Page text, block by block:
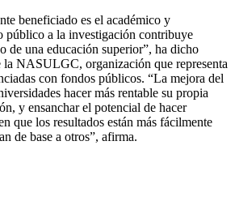
beneficiado es el académico y
público a la investigación contribuye
de una educación superior”, ha dicho
NASULGC, organización que representa
con fondos públicos. “La mejora del
hacer más rentable su propia
y ensanchar el potencial de hacer
que los resultados están más fácilmente
de base a otros”, afirma.